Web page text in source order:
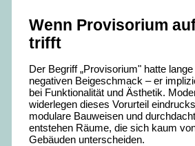
Wenn Provisorium
trifft
Der Begriff „Provisorium" hatte
negativen Beigeschmack – er
bei Funktionalität und Ästhetik.
widerlegen dieses Vorurteil
modulare Bauweisen und
entstehen Räume, die sich kaum
Gebäuden unterscheiden.